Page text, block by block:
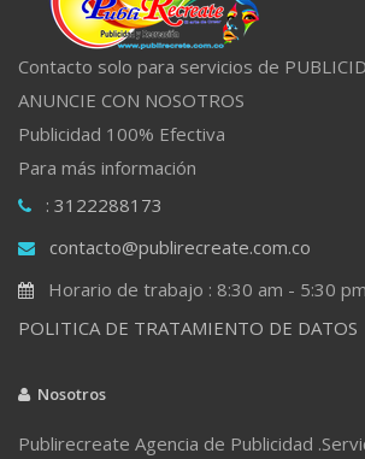
Contacto solo para servicios de
ANUNCIE CON NOSOTROS
Publicidad 100% Efectiva
Para más información
: 3122288173
contacto@publirecreate.com.co
Horario de trabajo : 8:30 am - 5:30 pm
POLITICA DE TRATAMIENTO DE DATOS
Nosotros
Publirecreate Agencia de Publicidad